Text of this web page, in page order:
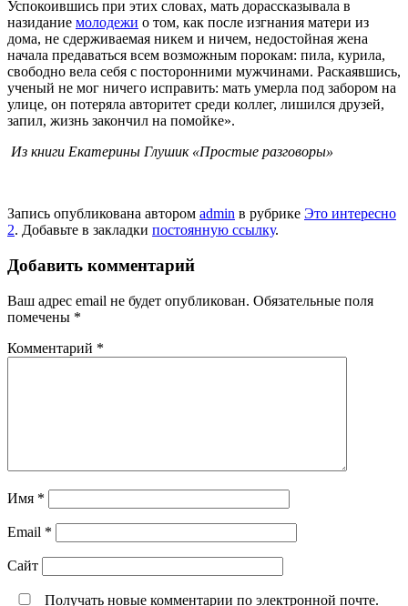
Успокоившись при этих словах, мать дорассказывала в
назидание молодежи о том, как после изгнания матери из
дома, не сдерживаемая никем и ничем, недостойная жена
начала предаваться всем возможным порокам: пила, курила,
свободно вела себя с посторонними мужчинами. Раскаявшись,
ученый не мог ничего исправить: мать умерла под забором на
улице, он потеряла авторитет среди коллег, лишился друзей,
запил, жизнь закончил на помойке».
Из книги Екатерины Глушик «Простые разговоры»
Запись опубликована автором admin в рубрике Это интересно
2. Добавьте в закладки постоянную ссылку.
Добавить комментарий
Ваш адрес email не будет опубликован. Обязательные поля
помечены *
Комментарий *
Имя *
Email *
Сайт
Получать новые комментарии по электронной почте.